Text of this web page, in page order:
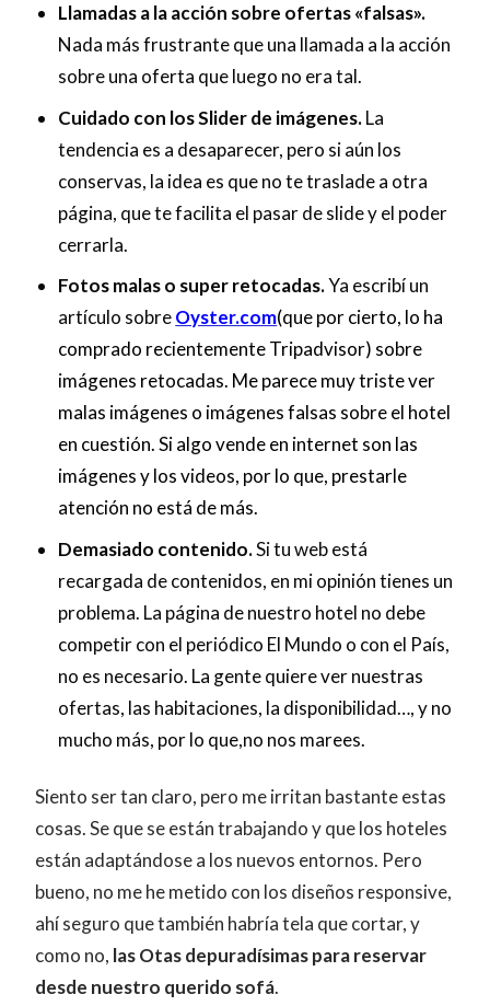
Llamadas a la acción sobre ofertas «falsas».
Nada más frustrante que una llamada a la acción
sobre una oferta que luego no era tal.
Cuidado con los Slider de imágenes.La
tendencia es a desaparecer, pero si aún los
conservas, la idea es que no te traslade a otra
página, que te facilita el pasar de slide y el poder
cerrarla.
Fotos malas o super retocadas.Ya escribí un
artículo sobreOyster.com(que por cierto, lo ha
comprado recientemente Tripadvisor) sobre
imágenes retocadas. Me parece muy triste ver
malas imágenes o imágenes falsas sobre el hotel
en cuestión. Si algo vende en internet son las
imágenes y los videos, por lo que, prestarle
atención no está de más.
Demasiado contenido.Si tu web está
recargada de contenidos, en mi opinión tienes un
problema. La página de nuestro hotel no debe
competir con el periódico El Mundo o con el País,
no es necesario. La gente quiere ver nuestras
ofertas, las habitaciones, la disponibilidad…, y no
mucho más, por lo que,no nos marees.
Siento ser tan claro, pero me irritan bastante estas
cosas. Se que se están trabajando y que los hoteles
están adaptándose a los nuevos entornos. Pero
bueno, no me he metido con los diseños responsive,
ahí seguro que también habría tela que cortar, y
como no, las Otas depuradísimas para reservar
desde nuestro querido sofá.